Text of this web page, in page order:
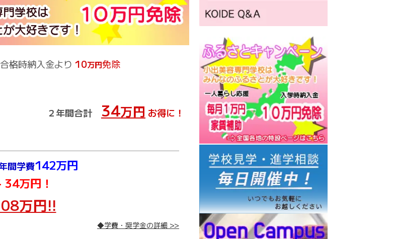
格時納入金より10万円免除
２年間合計 34万円 お得に！
間学費142万円
34万円！
万円!!
◆学費・奨学金の詳細 >>